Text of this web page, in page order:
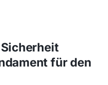
für den